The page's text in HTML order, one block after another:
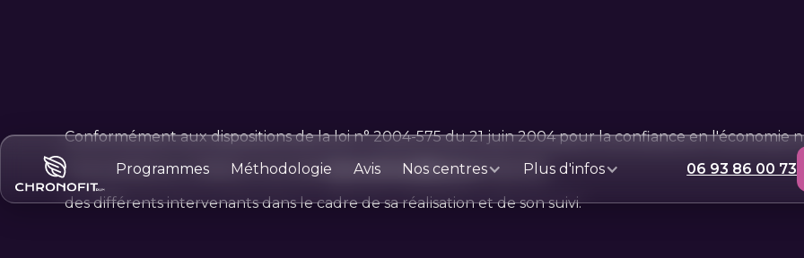
Programmes Méthodologie Avis Nos centres Plus d'infos 06 93 86 00 73
Conformément aux dispositions de la loi n° 2004-575 du 21 juin 2004 pour la confiance en l'économie
il est précisé aux utilisateurs du sitewww.chronofitrun.rel'identité
des différents intervenants dans le cadre de sa réalisation et de son suivi.